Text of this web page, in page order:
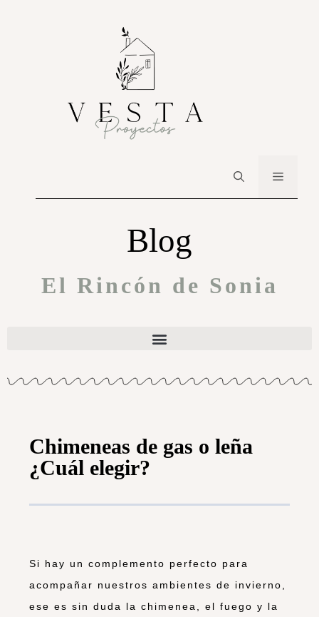
Blog
El Rincón de Sonia
Chimeneas de gas o leña
¿Cuál elegir?
Si hay un complemento perfecto para
acompañar nuestros ambientes de invierno,
ese es sin duda la chimenea, el fuego y la